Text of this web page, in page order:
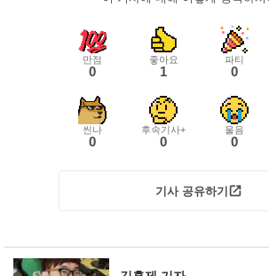
만점
0
좋아요
1
파티
0
씬나
0
후속기사+
0
울음
0
기사 공유하기